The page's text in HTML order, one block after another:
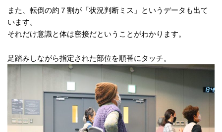
また、転倒の約７割が「状況判断ミス」というデータも出て
います。
それだけ意識と体は密接だということがわかります。
足踏みしながら指定された部位を順番にタッチ。